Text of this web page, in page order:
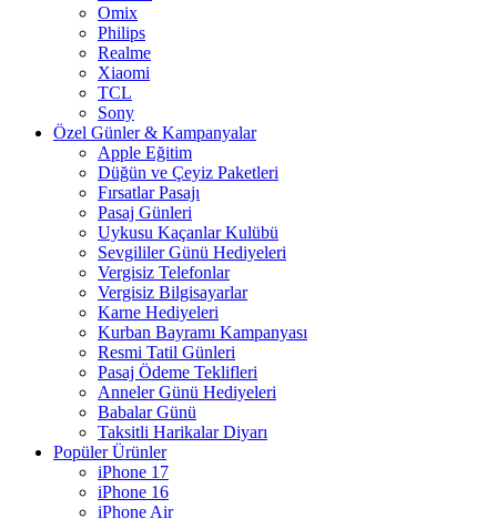
Omix
Philips
Realme
Xiaomi
TCL
Sony
Özel Günler & Kampanyalar
Apple Eğitim
Düğün ve Çeyiz Paketleri
Fırsatlar Pasajı
Pasaj Günleri
Uykusu Kaçanlar Kulübü
Sevgililer Günü Hediyeleri
Vergisiz Telefonlar
Vergisiz Bilgisayarlar
Karne Hediyeleri
Kurban Bayramı Kampanyası
Resmi Tatil Günleri
Pasaj Ödeme Teklifleri
Anneler Günü Hediyeleri
Babalar Günü
Taksitli Harikalar Diyarı
Popüler Ürünler
iPhone 17
iPhone 16
iPhone Air